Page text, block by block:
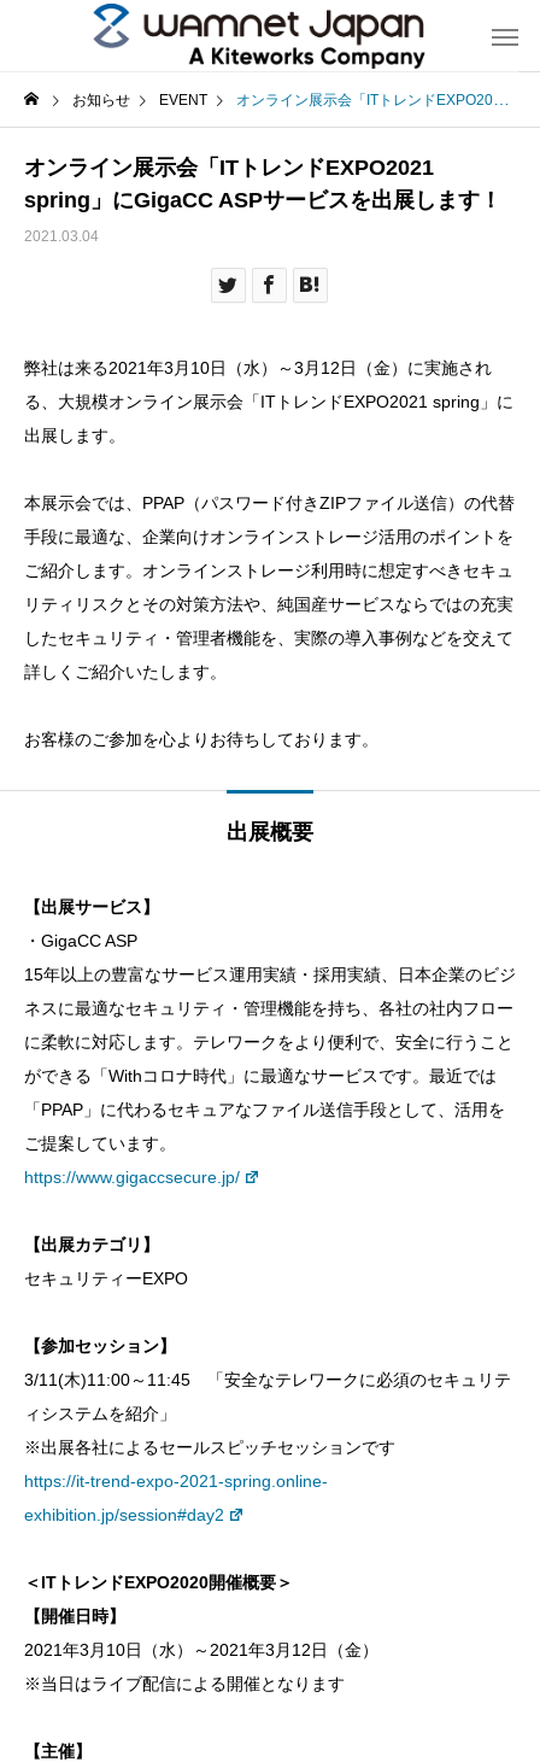
お知らせ EVENT オンライン展示会「ITトレンドEXPO2021 spring」にGigaCC ASPサービスを出展します！
オンライン展示会「ITトレンドEXPO2021
spring」にGigaCC ASPサービスを出展します！
2021.03.04
弊社は来る2021年3月10日（水）～3月12日（金）に実施され
る、大規模オンライン展示会「ITトレンドEXPO2021 spring」に
出展します。
本展示会では、PPAP（パスワード付きZIPファイル送信）の代替
手段に最適な、企業向けオンラインストレージ活用のポイントを
ご紹介します。オンラインストレージ利用時に想定すべきセキュ
リティリスクとその対策方法や、純国産サービスならではの充実
したセキュリティ・管理者機能を、実際の導入事例などを交えて
詳しくご紹介いたします。
お客様のご参加を心よりお待ちしております。
出展概要
【出展サービス】
・GigaCC ASP
15年以上の豊富なサービス運用実績・採用実績、日本企業のビジ
ネスに最適なセキュリティ・管理機能を持ち、各社の社内フロー
に柔軟に対応します。テレワークをより便利で、安全に行うこと
ができる「Withコロナ時代」に最適なサービスです。最近では
「PPAP」に代わるセキュアなファイル送信手段として、活用を
ご提案しています。
https://www.gigaccsecure.jp/
【出展カテゴリ】
セキュリティーEXPO
【参加セッション】
3/11(木)11:00～11:45 「安全なテレワークに必須のセキュリテ
ィシステムを紹介」
※出展各社によるセールスピッチセッションです
https://it-trend-expo-2021-spring.online-
exhibition.jp/session#day2
＜ITトレンドEXPO2020開催概要＞
【開催日時】
2021年3月10日（水）～2021年3月12日（金）
※当日はライブ配信による開催となります
【主催】